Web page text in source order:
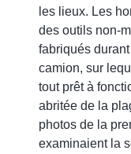
les lieux. Les
des outils non-
fabriqués
camion, sur
tout prêt à
abritée de la
photos de la
examinaient la